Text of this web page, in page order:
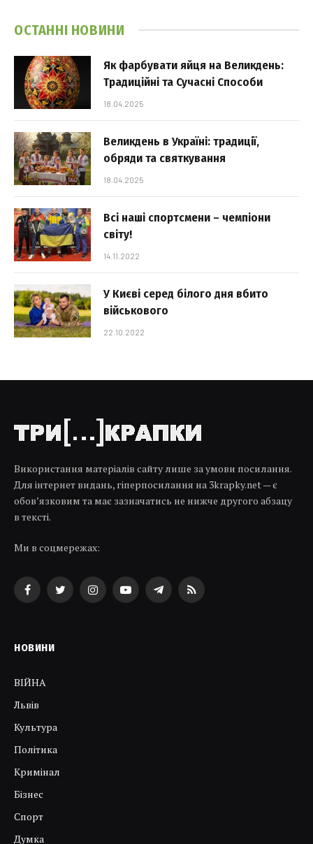
ОСТАННІ НОВИНИ
Як фарбувати яйця на Великдень:
Традиційні та Сучасні Способи
18.04.2025
Великдень в Україні: традиції,
обряди та святкування
18.04.2025
Всі наші спортсмени – чемпіони
світу!
14.11.2022
У Києві серед білого дня вбито
військового
22.10.2022
Використання матеріалів сайту лише за умови посилання.
Для інтернет видань, гіперпосилання на 3krapky.net — є
обов’язковим та має зазначатись не нижче другого абзацу
в тексті.
Ми в соцмережах:
FacebookTwitterInstagramYouTubeTelegramRSS
НОВИНИ
ВІЙНА
Львів
Культура
Політика
Кримінал
Бізнес
Спорт
Думка